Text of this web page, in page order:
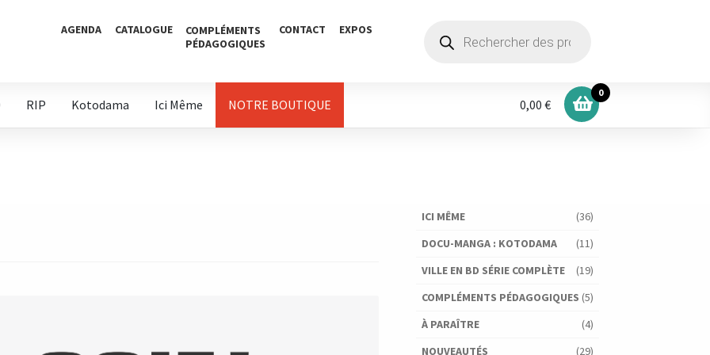
AGENDA CATALOGUE
COMPLÉMENTS
PÉDAGOGIQUES
CONTACT EXPOS
produits
RIP Kotodama Ici Même NOTRE BOUTIQUE 0,00 €
0
ICI MÊME
(36)
DOCU-MANGA : KOTODAMA
(11)
VILLE EN BD SÉRIE COMPLÈTE
(19)
COMPLÉMENTS PÉDAGOGIQUES (5)
À PARAÎTRE
(4)
NOUVEAUTÉS
(29)